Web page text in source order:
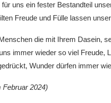
uns ein fester Bestandteil
Freude und Fülle lassen
die mit Ihrem Dasein,
immer wieder so viel Freude,
Wunder dürfen immer
Februar 2024)